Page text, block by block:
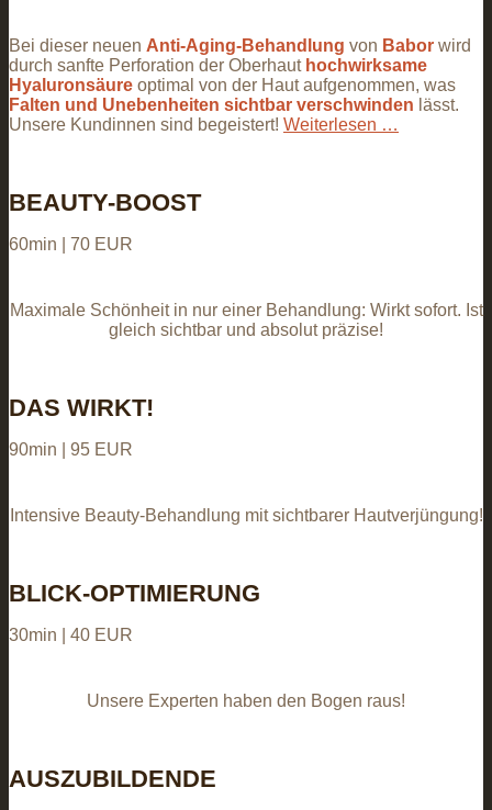
Bei dieser neuen Anti-Aging-Behandlung von Babor wird
durch sanfte Perforation der Oberhaut hochwirksame
Hyaluronsäure optimal von der Haut aufgenommen, was
Falten und Unebenheiten sichtbar verschwinden lässt.
Unsere Kundinnen sind begeistert! Weiterlesen …
BEAUTY-BOOST
60min | 70 EUR
Maximale Schönheit in nur einer Behandlung: Wirkt sofort. Ist
gleich sichtbar und absolut präzise!
DAS WIRKT!
90min | 95 EUR
Intensive Beauty-Behandlung mit sichtbarer Hautverjüngung!
BLICK-OPTIMIERUNG
30min | 40 EUR
Unsere Experten haben den Bogen raus!
AUSZUBILDENDE